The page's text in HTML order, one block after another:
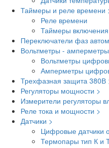
Таймеры и реле времени
Реле времени
Таймеры
Переключатели фаз
Вольтметры -
Вольтметры
Амперметры
Трехфазная защита 380В
Регуляторы мощности >
Измерители регуляторы
Реле тока и мощности >
Датчики >
Цифровые датчики
Термопары тип К и